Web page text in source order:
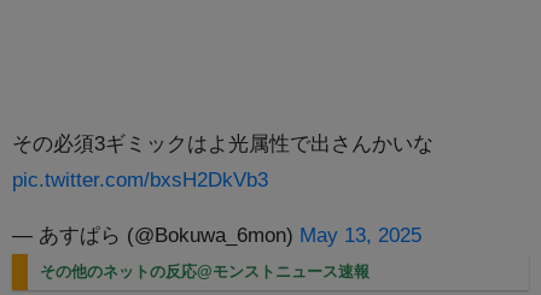
その必須3ギミックはよ光属性で出さんかいな
pic.twitter.com/bxsH2DkVb3
— あすぱら (@Bokuwa_6mon) May 13, 2025
その他のネットの反応@モンストニュース速報